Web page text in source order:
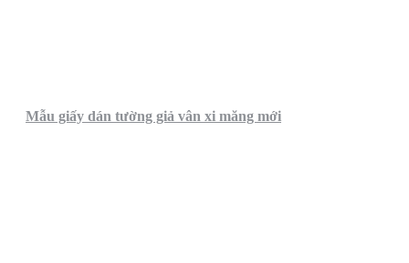
Mẫu giấy dán tường giả vân xi măng mới